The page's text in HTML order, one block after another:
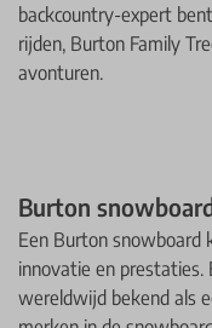
backcountry-expert
rijden, Burton Family
avonturen.
Burton
Een Burton
innovatie en
wereldwijd bekend als